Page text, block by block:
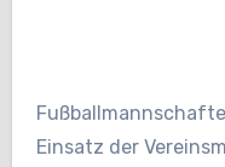
Einsatz der